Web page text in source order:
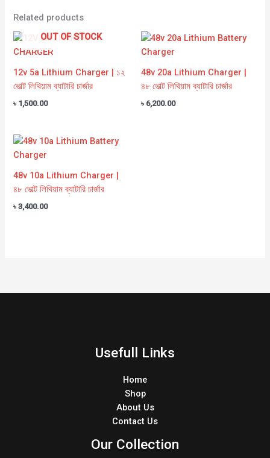
Related products
OUT OF STOCK
12v 5a Lithium Charger | ১২
ভোল্ট লিথিয়াম ব্যাটারি চার্জার
৳ 1,500.00
48v 20a Lithium Charger |
৪৮ ভোল্ট লিথিয়াম ব্যাটারি চার্জার
৳ 6,200.00
48v 10a Lithium Charger |
৪৮ ভোল্ট লিথিয়াম ব্যাটারি চার্জার
৳3,400.00
Usefull Links
Home
Shop
About Us
Contact Us
Our Collection